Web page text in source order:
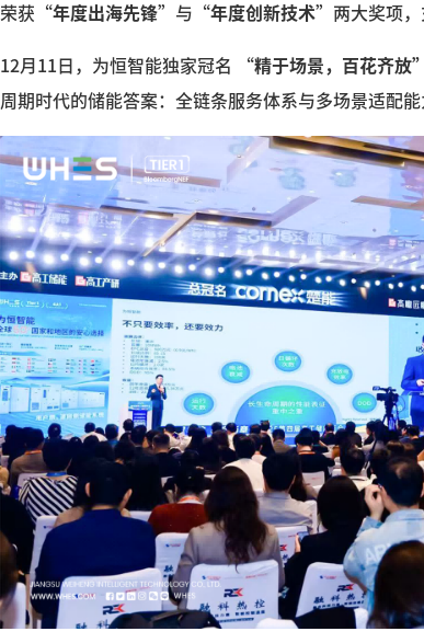
荣获“年度出海先锋”与“年度创新技术”两大奖项，
12月11日，为恒智能独家冠名 “精于场景，百花齐放
周期时代的储能答案：全链条服务体系与多场景适配能